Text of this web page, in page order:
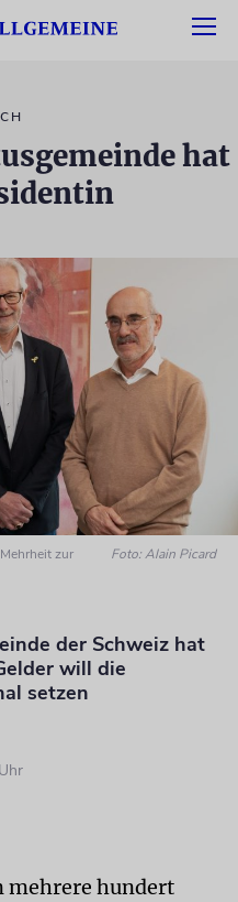
hat
zur
Foto: Alain Picard
der Schweiz hat
will die
setzen
mehrere hundert